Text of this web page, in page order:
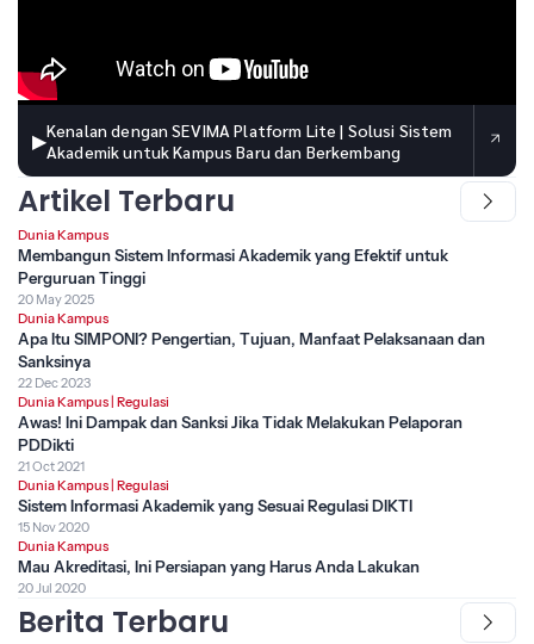
▶Kenalan dengan SEVIMA Platform Lite | Solusi Sistem
Akademik untuk Kampus Baru dan Berkembang
Artikel Terbaru
Dunia Kampus
Membangun Sistem Informasi Akademik yang Efektif untuk
Perguruan Tinggi
20 May 2025
Dunia Kampus
Apa Itu SIMPONI? Pengertian, Tujuan, Manfaat Pelaksanaan dan
Sanksinya
22 Dec 2023
Dunia Kampus Regulasi
Awas! Ini Dampak dan Sanksi Jika Tidak Melakukan Pelaporan
PDDikti
21 Oct 2021
Dunia Kampus Regulasi
Sistem Informasi Akademik yang Sesuai Regulasi DIKTI
15 Nov 2020
Dunia Kampus
Mau Akreditasi, Ini Persiapan yang Harus Anda Lakukan
20 Jul 2020
Berita Terbaru